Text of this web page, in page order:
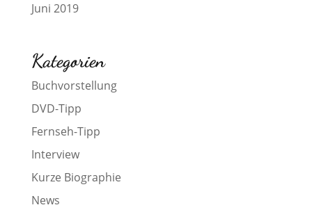
Juni 2019
Kategorien
Buchvorstellung
DVD-Tipp
Fernseh-Tipp
Interview
Kurze Biographie
News